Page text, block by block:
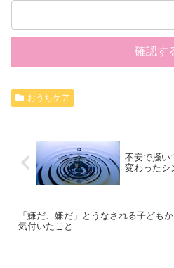
おうちケア
不安で掻い
変わったシ
「嫌だ、嫌だ」とうなされる子どもか
気付いたこと